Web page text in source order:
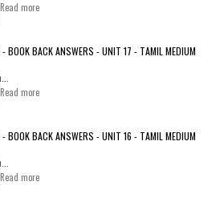
Read more
BOOK BACK ANSWERS - UNIT 17 - TAMIL MEDIUM
Read more
BOOK BACK ANSWERS - UNIT 16 - TAMIL MEDIUM
Read more